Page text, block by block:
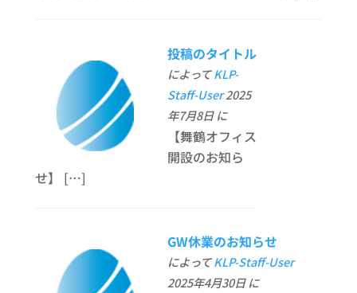
投稿のタイトル
によってKLP-
Staff-User2025
年7月8日 に
【舞鶴オフィス
開設のお知ら
せ】 […]
GW休業のお知らせ
によってKLP-Staff-User
2025年4月30日 に